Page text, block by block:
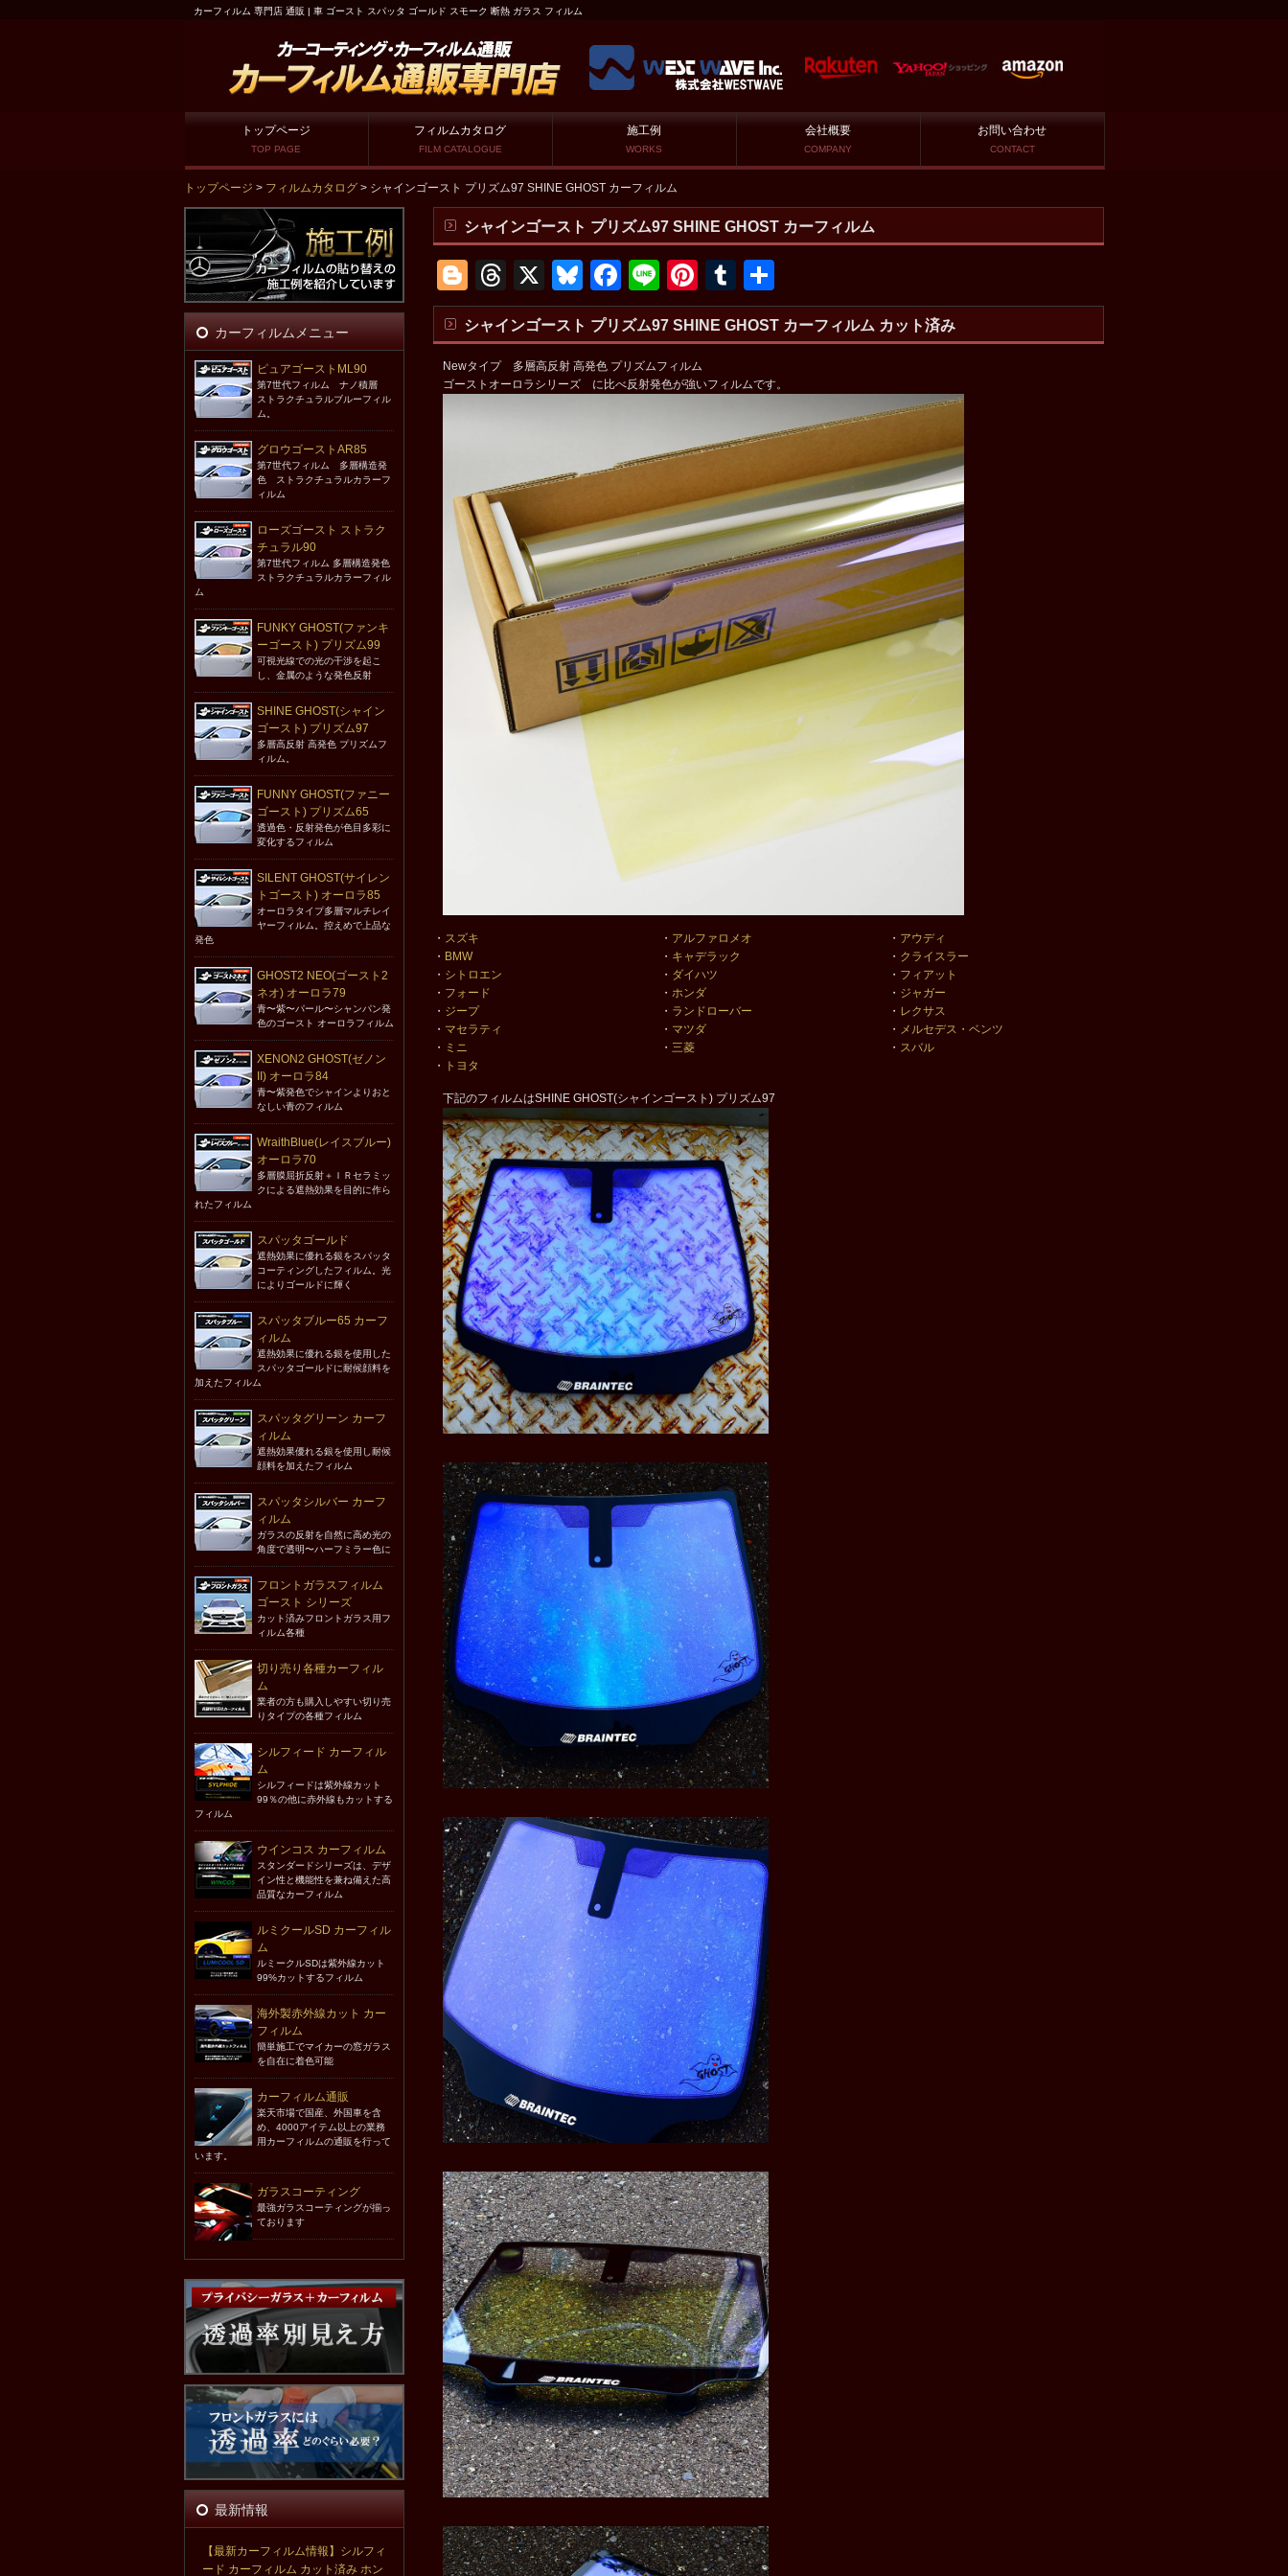
カーフィルム 専門店 通販 | 車 ゴースト スパッタ ゴールド スモーク 断熱 ガラス フィルム
トップページ
TOP PAGE
フィルムカタログ
FILM CATALOGUE
施工例
WORKS
会社概要
COMPANY
お問い合わせ
CONTACT
トップページ > フィルムカタログ > シャインゴースト プリズム97 SHINE GHOST カーフィルム
シャインゴースト プリズム97 SHINE GHOST カーフィルム
Blogger
Threads
X Bluesky
Facebook
LinePinterest
Tumblr
有
シャインゴースト プリズム97 SHINE GHOST カーフィルム カット済み
Newタイプ 多層高反射 高発色 プリズムフィルム
ゴーストオーロラシリーズ に比べ反射発色が強いフィルムです。
・ スズキ ・ アルファロメオ ・ アウディ
・ BMW ・ キャデラック ・ クライスラー
・ シトロエン ・ ダイハツ ・ フィアット
・ フォード ・ ホンダ ・ ジャガー
・ ジープ ・ ランドローバー ・ レクサス
・ マセラティ ・ マツダ ・ メルセデス・ベンツ
・ ミニ ・ 三菱 ・ スバル
・
トヨタ
下記のフィルムはSHINE GHOST(シャインゴースト) プリズム97
カーフィルムメニュー
ピュアゴーストML90
第7世代フィルム ナノ積層
ストラクチュラルブルーフィル
ム。
グロウゴーストAR85
第7世代フィルム 多層構造発
色 ストラクチュラルカラーフ
ィルム
ローズゴースト ストラク
チュラル90
第7世代フィルム 多層構造発色
ストラクチュラルカラーフィル
ム
FUNKY GHOST(ファンキ
ーゴースト) プリズム99
可視光線での光の干渉を起こ
し、金属のような発色反射
SHINE GHOST(シャイン
ゴースト) プリズム97
多層高反射 高発色 プリズムフ
ィルム。
FUNNY GHOST(ファニー
ゴースト) プリズム65
透過色・反射発色が色目多彩に
変化するフィルム
SILENT GHOST(サイレン
トゴースト) オーロラ85
オーロラタイプ多層マルチレイ
ヤーフィルム。控えめで上品な
発色
GHOST2 NEO(ゴースト2
ネオ) オーロラ79
青〜紫〜パール〜シャンパン発
色のゴースト オーロラフィルム
XENON2 GHOST(ゼノン
II) オーロラ84
青〜紫発色でシャインよりおと
なしい青のフィルム
WraithBlue(レイスブルー)
オーロラ70
多層膜屈折反射＋ＩＲセラミッ
クによる遮熱効果を目的に作ら
れたフィルム
スパッタゴールド
遮熱効果に優れる銀をスパッタ
コーティングしたフィルム。光
によりゴールドに輝く
スパッタブルー65 カーフ
ィルム
遮熱効果に優れる銀を使用した
スパッタゴールドに耐候顔料を
加えたフィルム
スパッタグリーン カーフ
ィルム
遮熱効果優れる銀を使用し耐候
顔料を加えたフィルム
スパッタシルバー カーフ
ィルム
ガラスの反射を自然に高め光の
角度で透明〜ハーフミラー色に
フロントガラスフィルム
ゴースト シリーズ
カット済みフロントガラス用フ
ィルム各種
切り売り各種カーフィル
ム
業者の方も購入しやすい切り売
りタイプの各種フィルム
シルフィード カーフィル
ム
シルフィードは紫外線カット
99％の他に赤外線もカットする
フィルム
ウインコス カーフィルム
スタンダードシリーズは、デザ
イン性と機能性を兼ね備えた高
品質なカーフィルム
ルミクールSD カーフィル
ム
ルミークルSDは紫外線カット
99%カットするフィルム
海外製赤外線カット カー
フィルム
簡単施工でマイカーの窓ガラス
を自在に着色可能
カーフィルム通販
楽天市場で国産、外国車を含
め、4000アイテム以上の業務
用カーフィルムの通販を行って
います。
ガラスコーティング
最強ガラスコーティングが揃っ
ております
最新情報
【最新カーフィルム情報】シルフィ
ード カーフィルム カット済み ホン